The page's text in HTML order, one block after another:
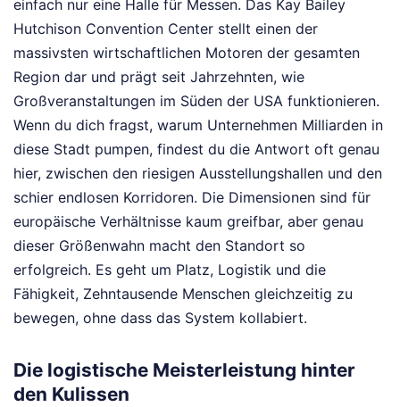
einfach nur eine Halle für Messen. Das Kay Bailey
Hutchison Convention Center stellt einen der
massivsten wirtschaftlichen Motoren der gesamten
Region dar und prägt seit Jahrzehnten, wie
Großveranstaltungen im Süden der USA funktionieren.
Wenn du dich fragst, warum Unternehmen Milliarden in
diese Stadt pumpen, findest du die Antwort oft genau
hier, zwischen den riesigen Ausstellungshallen und den
schier endlosen Korridoren. Die Dimensionen sind für
europäische Verhältnisse kaum greifbar, aber genau
dieser Größenwahn macht den Standort so
erfolgreich. Es geht um Platz, Logistik und die
Fähigkeit, Zehntausende Menschen gleichzeitig zu
bewegen, ohne dass das System kollabiert.
Die logistische Meisterleistung hinter
den Kulissen